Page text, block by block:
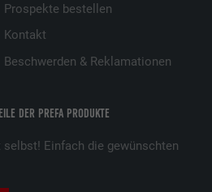
DER PREFA PRODUKTE
Einfach die gewünschten
Prospekte bestellen
Kontakt
Beschwerden & Reklamationen
um Besucher auf
Webseiten zu verfolgen, um
des Besuchers zu